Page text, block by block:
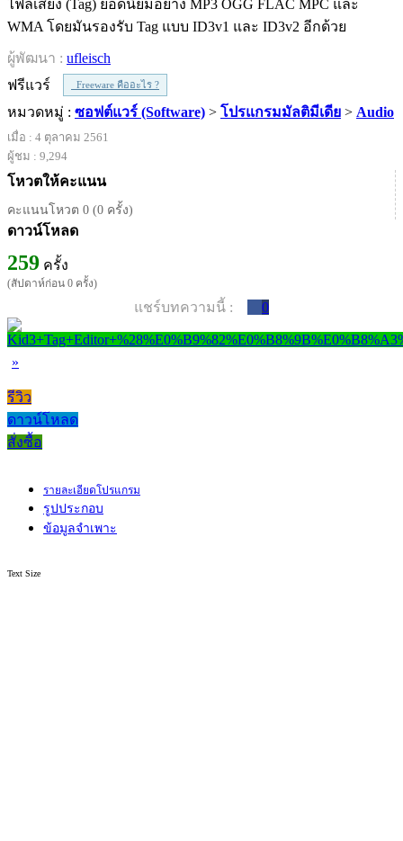
ไฟล์เสียง (Tag) ยอดนิยมอย่าง MP3 OGG FLAC MPC และ
WMA โดยมันรองรับ Tag แบบ ID3v1 และ ID3v2 อีกด้วย
ผู้พัฒนา : ufleisch
ฟรีแวร์
Freeware คืออะไร ?
หมวดหมู่ : ซอฟต์แวร์ (Software) > โปรแกรมมัลติมีเดีย > Audio
เมื่อ : 4 ตุลาคม 2561
ผู้ชม : 9,294
โหวตให้คะแนน
คะแนนโหวต 0 (0 ครั้ง)
ดาวน์โหลด
259 ครั้ง
(สัปดาห์ก่อน 0 ครั้ง)
แชร์บทความนี้ : 0
»
รีวิว
ดาวน์โหลด
สั่งซื้อ
รายละเอียดโปรแกรม
รูปประกอบ
ข้อมูลจำเพาะ
Text Size